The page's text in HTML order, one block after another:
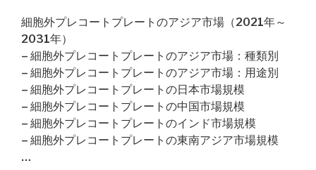
細胞外プレコートプレートのアジア市場（2021年～
2031年）
– 細胞外プレコートプレートのアジア市場：種類別
– 細胞外プレコートプレートのアジア市場：用途別
– 細胞外プレコートプレートの日本市場規模
– 細胞外プレコートプレートの中国市場規模
– 細胞外プレコートプレートのインド市場規模
– 細胞外プレコートプレートの東南アジア市場規模
…